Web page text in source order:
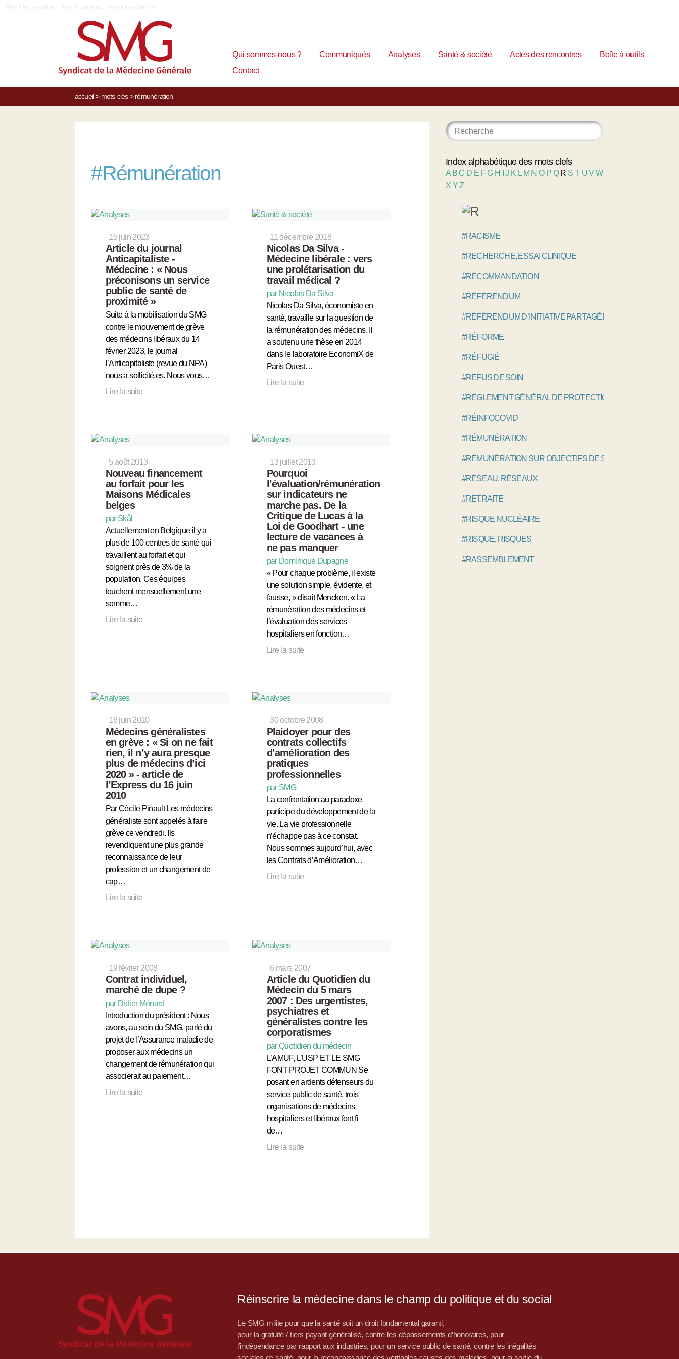
Qui sommes-nous ? Communiqués Analyses Santé & société Actes des rencontres
Boîte à outils
Contact
accueil> mots-clés> rémunération
#Rémunération
15 juin 2023
Article du journal
Anticapitaliste -
Médecine : « Nous
préconisons un service
public de santé de
proximité »
Suite à la mobilisation du SMG
contre le mouvement de grève
des médecins libéraux du 14
février 2023, le journal
l’Anticapitaliste (revue du NPA)
nous a sollicité.es. Nous vous…
Lire la suite
11 décembre 2018
Nicolas Da Silva -
Médecine libérale : vers
une prolétarisation du
travail médical ?
par Nicolas Da Silva
Nicolas Da Silva, économiste en
santé, travaille sur la question de
la rémunération des médecins. Il
a soutenu une thèse en 2014
dans le laboratoire EconomiX de
Paris Ouest…
Lire la suite
5 août 2013
Nouveau financement
au forfait pour les
Maisons Médicales
belges
par Skål
Actuellement en Belgique il y a
plus de 100 centres de santé qui
travaillent au forfait et qui
soignent près de 3% de la
population. Ces équipes
touchent mensuellement une
somme…
Lire la suite
13 juillet 2013
Pourquoi
l’évaluation/rémunération
sur indicateurs ne
marche pas. De la
Critique de Lucas à la
Loi de Goodhart - une
lecture de vacances à
ne pas manquer
par Dominique Dupagne
« Pour chaque problème, il existe
une solution simple, évidente, et
fausse, » disait Mencken. « La
rémunération des médecins et
l’évaluation des services
hospitaliers en fonction…
Lire la suite
16 juin 2010
Médecins généralistes
en grève : « Si on ne fait
rien, il n’y aura presque
plus de médecins d’ici
2020 » - article de
l’Express du 16 juin
2010
Par Cécile Pinault Les médecins
généraliste sont appelés à faire
grève ce vendredi. Ils
revendiquent une plus grande
reconnaissance de leur
profession et un changement de
cap…
Lire la suite
30 octobre 2008
Plaidoyer pour des
contrats collectifs
d’amélioration des
pratiques
professionnelles
par SMG
La confrontation au paradoxe
participe du développement de la
vie. La vie professionnelle
n’échappe pas à ce constat.
Nous sommes aujourd’hui, avec
les Contrats d’Amélioration…
Lire la suite
19 février 2008
Contrat individuel,
marché de dupe ?
par Didier Ménard
Introduction du président : Nous
avons, au sein du SMG, parlé du
projet de l’Assurance maladie de
proposer aux médecins un
changement de rémunération qui
associerait au paiement…
Lire la suite
6 mars 2007
Article du Quotidien du
Médecin du 5 mars
2007 : Des urgentistes,
psychiatres et
généralistes contre les
corporatismes
par Quotidien du médecin
L’AMUF, L’USP ET LE SMG
FONT PROJET COMMUN Se
posant en ardents défenseurs du
service public de santé, trois
organisations de médecins
hospitaliers et libéraux font fi
de…
Lire la suite
Index alphabétique des mots clefs
A BC D E FG H IJ K L M NO P Q R S T UVW
X YZ
#RACISME
#RECHERCHE, ESSAI CLINIQUE
#RECOMMANDATION
#RÉFÉRENDUM
#RÉFÉRENDUM D’INITIATIVE PARTAGÉE, RIP
#RÉFORME
#RÉFUGIÉ
#REFUS DE SOIN
#RÈGLEMENT GÉNÉRAL DE PROTECTION DES DONNÉES,
#RÉINFOCOVID
#RÉMUNÉRATION
#RÉMUNÉRATION SUR OBJECTIFS DE SANTÉ PUBLIQUE,
#RÉSEAU, RÉSEAUX
#RETRAITE
#RISQUE NUCLÉAIRE
#RISQUE, RISQUES
#RASSEMBLEMENT
Réinscrire la médecine dans le champ du politique et du social
Le SMG milite pour que la santé soit un droit fondamental garanti,
pour la gratuité / tiers payant généralisé, contre les dépassements d’honoraires, pour
l’indépendance par rapport aux industries, pour un service public de santé, contre les inégalités